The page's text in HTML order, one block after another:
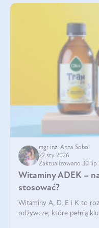
mgr inż. Anna Sobol
22 sty 2026
Zaktualizowano 30 lip
Witaminy ADEK –
stosować?
Witaminy A, D, E i K to
odżywcze, które pełnią